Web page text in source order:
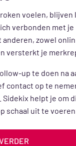
voelen, blijven
verbonden met
zowel
versterkt je
up te doen na
contact op te
helpt je om
schaal uit te voeren